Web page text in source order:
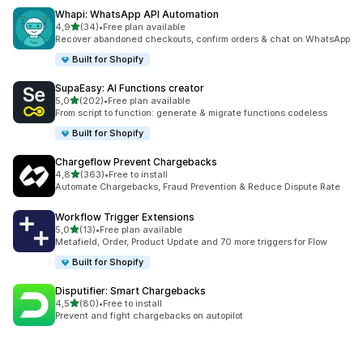
Whapi: WhatsApp API Automation
4,9de 5 estrelas
(34)
34 total de avaliações
•Free plan available
Recover abandoned checkouts, confirm orders & chat on WhatsApp
Built for Shopify
SupaEasy: AI Functions creator
5,0de 5 estrelas
(202)
202 total de avaliações
•Free plan available
From script to function: generate & migrate functions codeless
Built for Shopify
Chargeflow Prevent Chargebacks
4,8de 5 estrelas
(363)
363 total de avaliações
•Free to install
Automate Chargebacks, Fraud Prevention & Reduce Dispute Rate
Workflow Trigger Extensions
5,0de 5 estrelas
(13)
13 total de avaliações
•Free plan available
Metafield, Order, Product Update and 70 more triggers for Flow
Built for Shopify
Disputifier: Smart Chargebacks
4,5de 5 estrelas
(80)
80 total de avaliações
•Free to install
Prevent and fight chargebacks on autopilot